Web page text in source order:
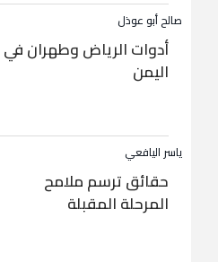
صالح أبو عوذل
أدوات الرياض وطهران في
اليمن
ياسر اليافعي
حقائق ترسم ملامح
المرحلة المقبلة